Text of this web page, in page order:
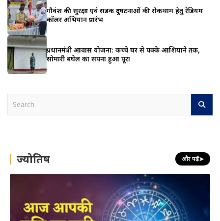
गौवंश की सुरक्षा एवं सड़क दुर्घटनाओं की रोकथाम हेतु रेडियम
कॉलर अभियान प्रारंभ
प्रधानमंत्री आवास योजना: कच्चे घर से पक्के आशियाने तक,
सोमारी बघेल का सपना हुआ पूरा
h ज्योतिष और पढ़ें➤